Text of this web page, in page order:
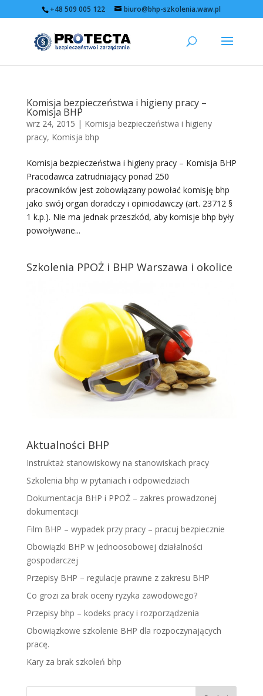
+48 509 005 122 biuro@bhp-szkolenia.waw.pl
Komisja bezpieczeństwa i higieny pracy –
Komisja BHP
wrz 24, 2015 | Komisja bezpieczeństwa i higieny
pracy, Komisja bhp
Komisja bezpieczeństwa i higieny pracy – Komisja BHP
Pracodawca zatrudniający ponad 250
pracowników jest zobowiązany powołać komisję bhp
jako swój organ doradczy i opiniodawczy (art. 23712 §
1 k.p.). Nie ma jednak przeszkód, aby komisje bhp były
powoływane...
Szkolenia PPOŻ i BHP Warszawa i okolice
Aktualności BHP
Instruktaż stanowiskowy na stanowiskach pracy
Szkolenia bhp w pytaniach i odpowiedziach
Dokumentacja BHP i PPOŻ – zakres prowadzonej
dokumentacji
Film BHP – wypadek przy pracy – pracuj bezpiecznie
Obowiązki BHP w jednoosobowej działalności
gospodarczej
Przepisy BHP – regulacje prawne z zakresu BHP
Co grozi za brak oceny ryzyka zawodowego?
Przepisy bhp – kodeks pracy i rozporządzenia
Obowiązkowe szkolenie BHP dla rozpoczynających
pracę.
Kary za brak szkoleń bhp